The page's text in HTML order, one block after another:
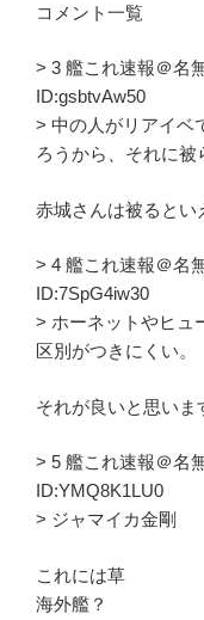
コメント一覧
> 3 艦これ速報＠名
ID:gsbtvAw50
> 中の人がリアイベ
ろうから、それに
赤城さんは被るとい
> 4 艦これ速報＠名
ID:7SpG4iw30
> ホーネットやヒュ
区別がつきにくい。
それが良いと思いま
> 5 艦これ速報＠名
ID:YMQ8K1LU0
> ジャマイカ金剛
これには草
海外艦？